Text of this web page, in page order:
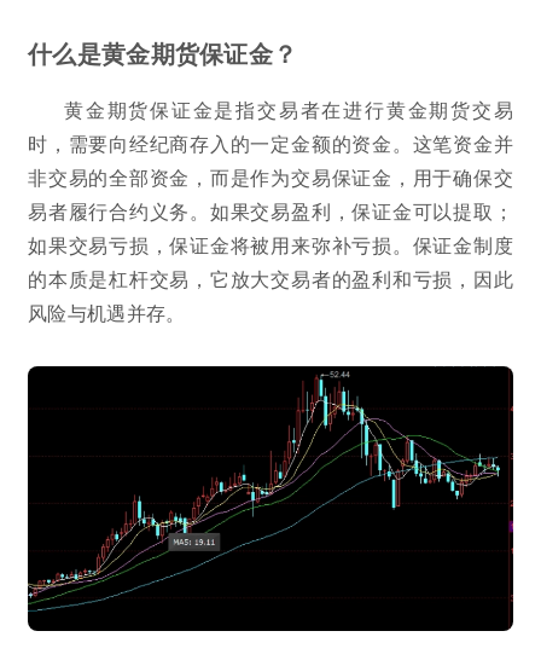
什么是黄金期货保证金？
黄金期货保证金是指交易者在进行黄金期货交易
时，需要向经纪商存入的一定金额的资金。这笔资金并
非交易的全部资金，而是作为交易保证金，用于确保交
易者履行合约义务。如果交易盈利，保证金可以提取；
如果交易亏损，保证金将被用来弥补亏损。保证金制度
的本质是杠杆交易，它放大交易者的盈利和亏损，因此
风险与机遇并存。